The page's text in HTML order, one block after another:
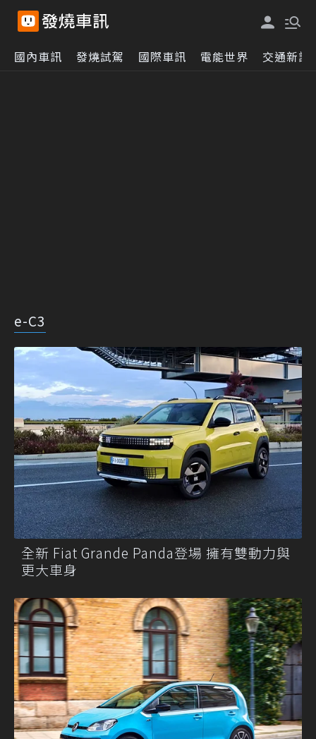
國內車訊 發燒試駕 國際車訊 電能世界 交通新訊
e-C3
全新 Fiat Grande Panda登場 擁有雙動力與
更大車身